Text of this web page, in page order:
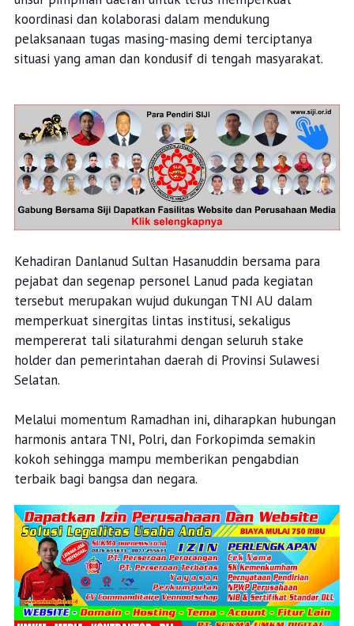
koordinasi dan kolaborasi dalam mendukung
pelaksanaan tugas masing-masing demi terciptanya
situasi yang aman dan kondusif di tengah masyarakat.
Kehadiran Danlanud Sultan Hasanuddin bersama para
pejabat dan segenap personel Lanud pada kegiatan
tersebut merupakan wujud dukungan TNI AU dalam
memperkuat sinergitas lintas institusi, sekaligus
mempererat tali silaturahmi dengan seluruh stake
holder dan pemerintahan daerah di Provinsi Sulawesi
Selatan.
Melalui momentum Ramadhan ini, diharapkan hubungan
harmonis antara TNI, Polri, dan Forkopimda semakin
kokoh sehingga mampu memberikan pengabdian
terbaik bagi bangsa dan negara.